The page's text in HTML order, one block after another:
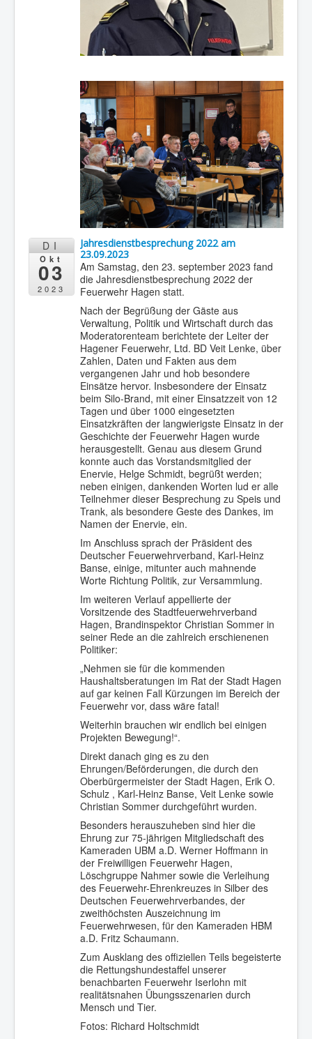
DI
Okt
03
2023
Jahresdienstbesprechung 2022 am
23.09.2023
Am Samstag, den 23. september 2023 fand
die Jahresdienstbesprechung 2022 der
Feuerwehr Hagen statt.
Nach der Begrüßung der Gäste aus
Verwaltung, Politik und Wirtschaft durch das
Moderatorenteam berichtete der Leiter der
Hagener Feuerwehr, Ltd. BD Veit Lenke, über
Zahlen, Daten und Fakten aus dem
vergangenen Jahr und hob besondere
Einsätze hervor. Insbesondere der Einsatz
beim Silo-Brand, mit einer Einsatzzeit von 12
Tagen und über 1000 eingesetzten
Einsatzkräften der langwierigste Einsatz in der
Geschichte der Feuerwehr Hagen wurde
herausgestellt. Genau aus diesem Grund
konnte auch das Vorstandsmitglied der
Enervie, Helge Schmidt, begrüßt werden;
neben einigen, dankenden Worten lud er alle
Teilnehmer dieser Besprechung zu Speis und
Trank, als besondere Geste des Dankes, im
Namen der Enervie, ein.
Im Anschluss sprach der Präsident des
Deutscher Feuerwehrverband, Karl-Heinz
Banse, einige, mitunter auch mahnende
Worte Richtung Politik, zur Versammlung.
Im weiteren Verlauf appellierte der
Vorsitzende des Stadtfeuerwehrverband
Hagen, Brandinspektor Christian Sommer in
seiner Rede an die zahlreich erschienenen
Politiker:
„Nehmen sie für die kommenden
Haushaltsberatungen im Rat der Stadt Hagen
auf gar keinen Fall Kürzungen im Bereich der
Feuerwehr vor, dass wäre fatal!
Weiterhin brauchen wir endlich bei einigen
Projekten Bewegung!“.
Direkt danach ging es zu den
Ehrungen/Beförderungen, die durch den
Oberbürgermeister der Stadt Hagen, Erik O.
Schulz , Karl-Heinz Banse, Veit Lenke sowie
Christian Sommer durchgeführt wurden.
Besonders herauszuheben sind hier die
Ehrung zur 75-jährigen Mitgliedschaft des
Kameraden UBM a.D. Werner Hoffmann in
der Freiwilligen Feuerwehr Hagen,
Löschgruppe Nahmer sowie die Verleihung
des Feuerwehr-Ehrenkreuzes in Silber des
Deutschen Feuerwehrverbandes, der
zweithöchsten Auszeichnung im
Feuerwehrwesen, für den Kameraden HBM
a.D. Fritz Schaumann.
Zum Ausklang des offiziellen Teils begeisterte
die Rettungshundestaffel unserer
benachbarten Feuerwehr Iserlohn mit
realitätsnahen Übungsszenarien durch
Mensch und Tier.
Fotos: Richard Holtschmidt